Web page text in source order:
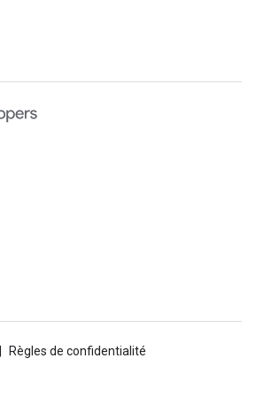
Règles de confidentialité